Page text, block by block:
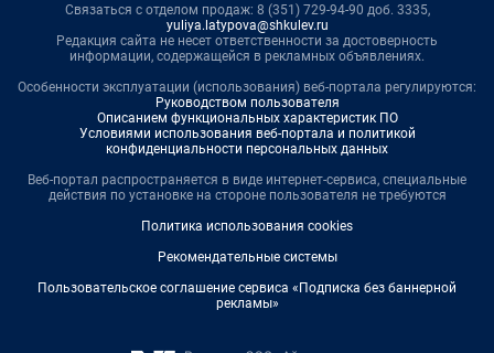
Связаться с отделом продаж: 8 (351) 729-94-90 доб. 3335,
yuliya.latypova@shkulev.ru
Редакция сайта не несет ответственности за достоверность
информации, содержащейся в рекламных объявлениях.
Особенности эксплуатации (использования) веб-портала регулируются:
Руководством пользователя
Описанием функциональных характеристик ПО
Условиями использования веб-портала и политикой
конфиденциальности персональных данных
Веб-портал распространяется в виде интернет-сервиса, специальные
действия по установке на стороне пользователя не требуются
Политика использования cookies
Рекомендательные системы
Пользовательское соглашение сервиса «Подписка без баннерной
рекламы»